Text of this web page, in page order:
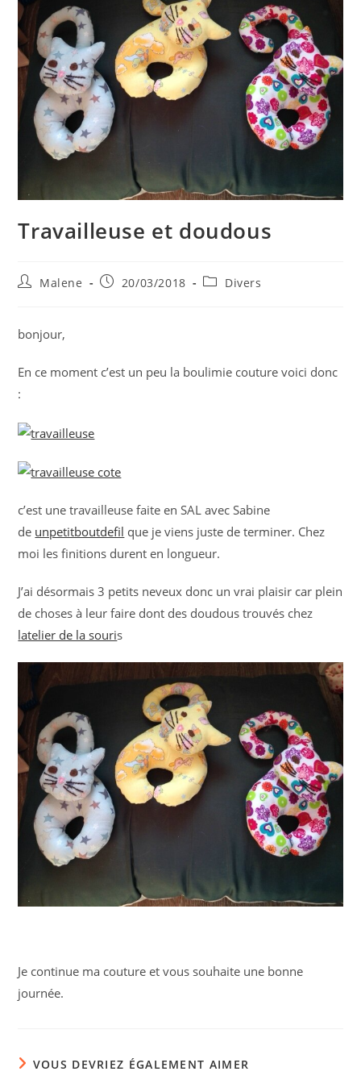
Travailleuse et doudous
Auteur/autrice
publication :
Malene
Publication
20/03/2018
PostDivers
bonjour,
En ce moment c’est un peu la boulimie couture voici donc
:
c’est une travailleuse faite en SAL avec Sabine
de unpetitboutdefil que je viens juste de terminer. Chez
moi les finitions durent en longueur.
J’ai désormais 3 petits neveux donc un vrai plaisir car plein
de choses à leur faire dont des doudous trouvés chez
latelier de la souris
Je continue ma couture et vous souhaite une bonne
journée.
VOUS DEVRIEZ ÉGALEMENT AIMER